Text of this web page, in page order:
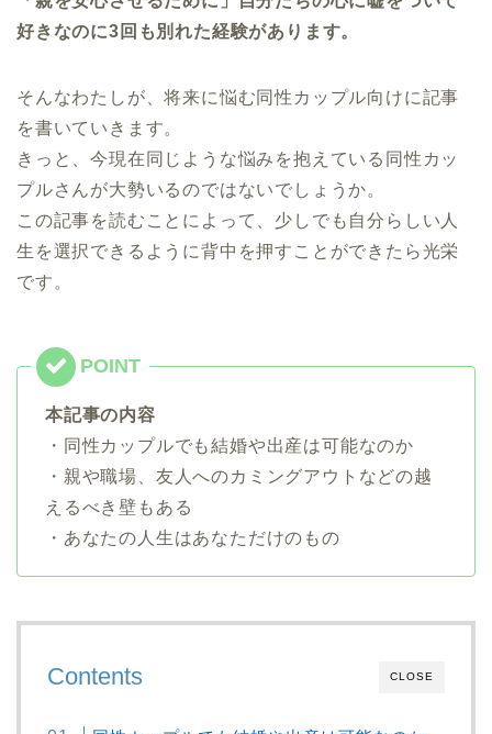
好きなのに3回も別れた経験があります。
そんなわたしが、将来に悩む同性カップル向けに記事
を書いていきます。
きっと、今現在同じような悩みを抱えている同性カッ
プルさんが大勢いるのではないでしょうか。
この記事を読むことによって、少しでも自分らしい人
生を選択できるように背中を押すことができたら光栄
です。
本記事の内容
・同性カップルでも結婚や出産は可能なのか
・親や職場、友人へのカミングアウトなどの越
えるべき壁もある
・あなたの人生はあなただけのもの
CLOSE
Contents